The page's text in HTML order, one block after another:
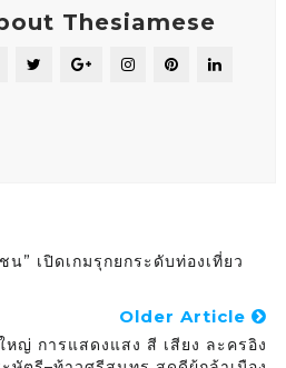
Thesiamese
” เปิดเกมรุกยกระดับท่องเที่ยว
Older Article
หญ่ การแสดงแสง สี เสียง ละครอิง